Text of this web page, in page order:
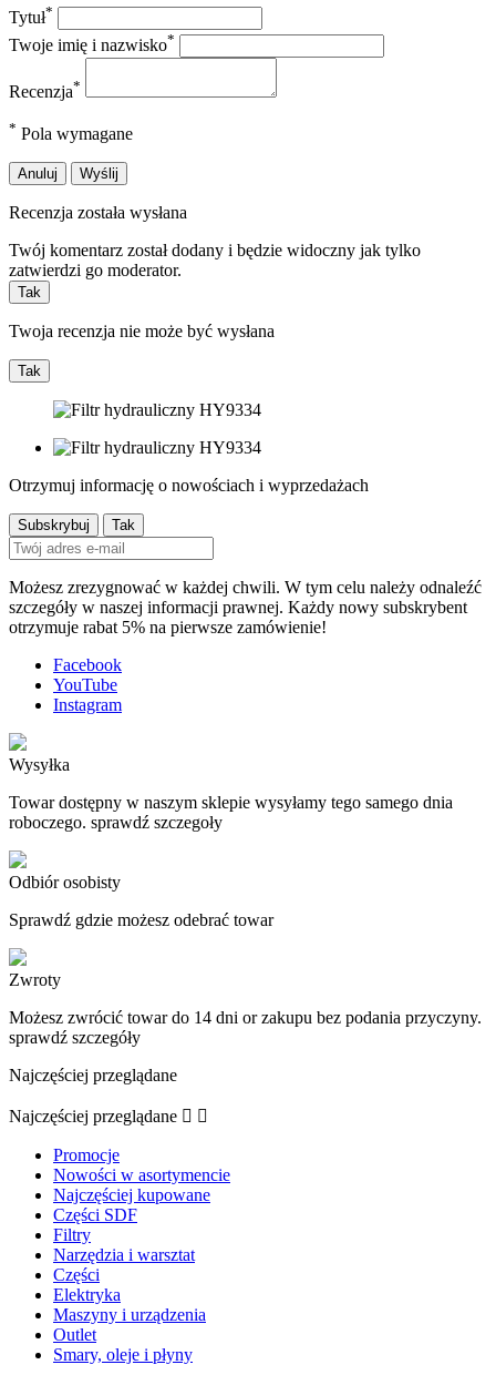
Tytuł*
Twoje imię i nazwisko*
Recenzja*
* Pola wymagane
Anuluj Wyślij
Recenzja została wysłana
Twój komentarz został dodany i będzie widoczny jak tylko
zatwierdzi go moderator.
Tak
Twoja recenzja nie może być wysłana
Tak
Otrzymuj informację o nowościach i wyprzedażach
Możesz zrezygnować w każdej chwili. W tym celu należy odnaleźć
szczegóły w naszej informacji prawnej. Każdy nowy subskrybent
otrzymuje rabat 5% na pierwsze zamówienie!
Facebook
YouTube
Instagram
Wysyłka
Towar dostępny w naszym sklepie wysyłamy tego samego dnia
roboczego. sprawdź szczegoły
Odbiór osobisty
Sprawdź gdzie możesz odebrać towar
Zwroty
Możesz zwrócić towar do 14 dni or zakupu bez podania przyczyny.
sprawdź szczegóły
Najczęściej przeglądane
Najczęściej przeglądane  
Promocje
Nowości w asortymencie
Najczęściej kupowane
Części SDF
Filtry
Narzędzia i warsztat
Części
Elektryka
Maszyny i urządzenia
Outlet
Smary, oleje i płyny